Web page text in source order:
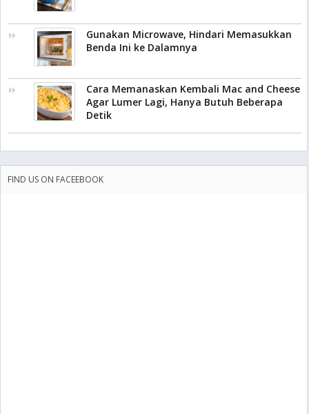
Gunakan Microwave, Hindari Memasukkan
Benda Ini ke Dalamnya
Cara Memanaskan Kembali Mac and Cheese
Agar Lumer Lagi, Hanya Butuh Beberapa
Detik
FIND US ON FACEEBOOK